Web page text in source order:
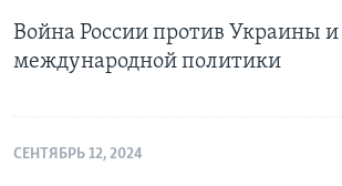
Война России против Украины
международной политики
СЕНТЯБРЬ 12, 2024